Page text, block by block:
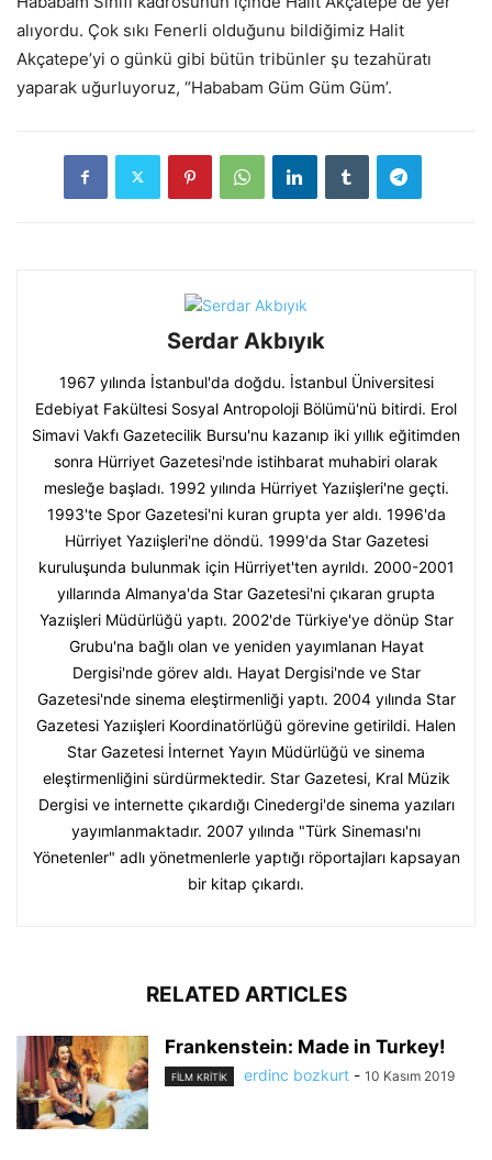
alıyordu. Çok sıkı Fenerli olduğunu bildiğimiz Halit
Akçatepe’yi o günkü gibi bütün tribünler şu tezahüratı
yaparak uğurluyoruz, “Hababam Güm Güm Güm’.
Serdar Akbıyık
1967 yılında İstanbul'da doğdu. İstanbul Üniversitesi
Edebiyat Fakültesi Sosyal Antropoloji Bölümü'nü bitirdi. Erol
Simavi Vakfı Gazetecilik Bursu'nu kazanıp iki yıllık eğitimden
sonra Hürriyet Gazetesi'nde istihbarat muhabiri olarak
mesleğe başladı. 1992 yılında Hürriyet Yazıişleri'ne geçti.
1993'te Spor Gazetesi'ni kuran grupta yer aldı. 1996'da
Hürriyet Yazıişleri'ne döndü. 1999'da Star Gazetesi
kuruluşunda bulunmak için Hürriyet'ten ayrıldı. 2000-2001
yıllarında Almanya'da Star Gazetesi'ni çıkaran grupta
Yazıişleri Müdürlüğü yaptı. 2002'de Türkiye'ye dönüp Star
Grubu'na bağlı olan ve yeniden yayımlanan Hayat
Dergisi'nde görev aldı. Hayat Dergisi'nde ve Star
Gazetesi'nde sinema eleştirmenliği yaptı. 2004 yılında Star
Gazetesi Yazıişleri Koordinatörlüğü görevine getirildi. Halen
Star Gazetesi İnternet Yayın Müdürlüğü ve sinema
eleştirmenliğini sürdürmektedir. Star Gazetesi, Kral Müzik
Dergisi ve internette çıkardığı Cinedergi'de sinema yazıları
yayımlanmaktadır. 2007 yılında "Türk Sineması'nı
Yönetenler" adlı yönetmenlerle yaptığı röportajları kapsayan
bir kitap çıkardı.
RELATED ARTICLES
Frankenstein: Made in Turkey!
FILM KRITIK erdinc bozkurt - 10 Kasım 2019